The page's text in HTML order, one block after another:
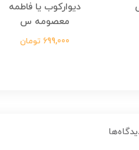
دیوارکوب یا فاطمه
معصومه س
699,000 تومان